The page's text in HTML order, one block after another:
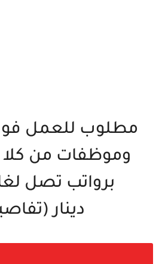
مطلوب للعمل
وموظفات من
دينار